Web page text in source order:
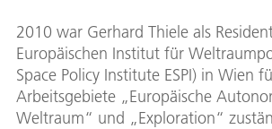
2010 war Gerhard Thiele als
Europäischen Institut für
Space Policy Institute ESPI) in Wien
Arbeitsgebiete „Europäische
Weltraum“ und „Exploration“